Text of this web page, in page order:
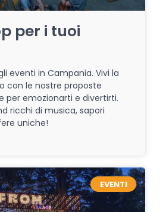
per i tuoi
eventi in Campania. Vivi la
con le nostre proposte
per emozionarti e divertirti.
ricchi di musica, sapori
uniche!
EVENTI